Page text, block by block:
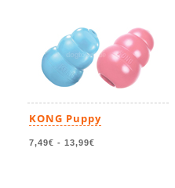
KONG Puppy
7,49€ - 13,99€